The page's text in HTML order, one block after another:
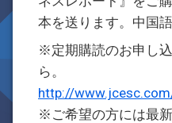
本を送ります。中国
※定期購読のお申し
ら。
http://
※ご希望の方には最